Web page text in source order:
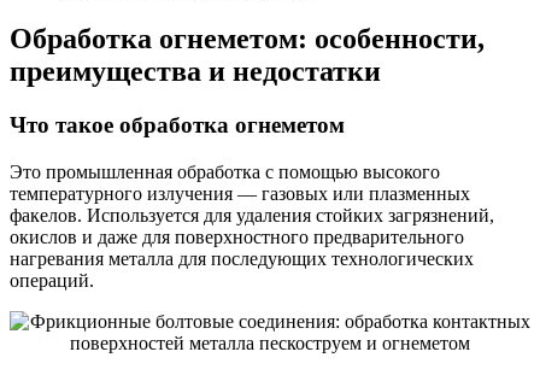
Обработка огнеметом: особенности,
преимущества и недостатки
Что такое обработка огнеметом
Это промышленная обработка с помощью высокого
температурного излучения — газовых или плазменных
факелов. Используется для удаления стойких загрязнений,
окислов и даже для поверхностного предварительного
нагревания металла для последующих технологических
операций.